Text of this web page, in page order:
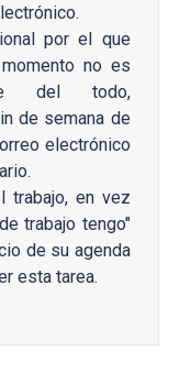
por el que
no es
del todo,
de semana de
electrónico
trabajo, en vez
trabajo tengo"
de su agenda
esta tarea.